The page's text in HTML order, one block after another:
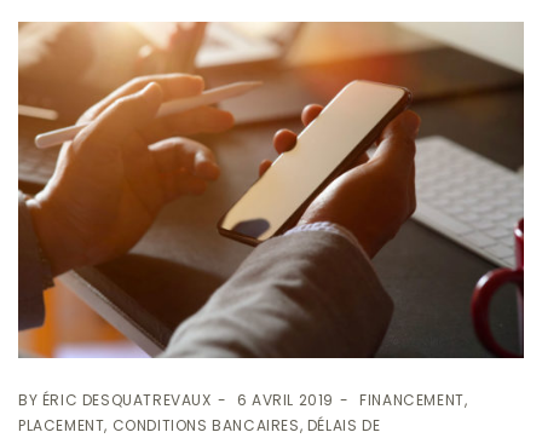
BY ÉRIC DESQUATREVAUX 6 AVRIL 2019
FINANCEMENT,
PLACEMENT, CONDITIONS BANCAIRES, DÉLAIS DE